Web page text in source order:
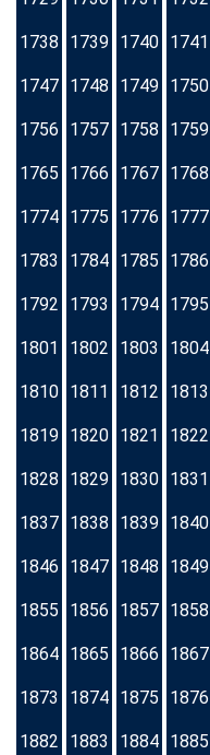
1738 1739 1740 1741
1747 1748 1749 1750
1756 1757 1758 1759
1765 1766 1767 1768
1774 1775 1776 1777
1783 1784 1785 1786
1792 1793 1794 1795
1801 1802 1803 1804
1810 1811 1812 1813
1819 1820 1821 1822
1828 1829 1830 1831
1837 1838 1839 1840
1846 1847 1848 1849
1855 1856 1857 1858
1864 1865 1866 1867
1873 1874 1875 1876
1882 1883 1884 1885